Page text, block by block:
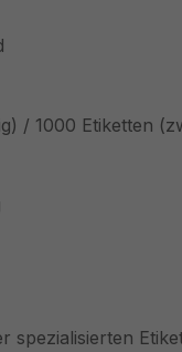
/ 1000 Etiketten
spezialisierten